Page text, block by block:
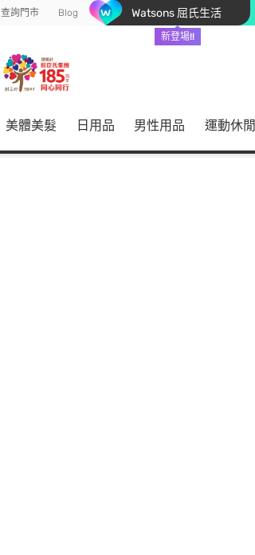
查詢門市 Blog Watsons 屈氏生活
新登場!!
美體美髮 日用品 男性用品 運動休閒